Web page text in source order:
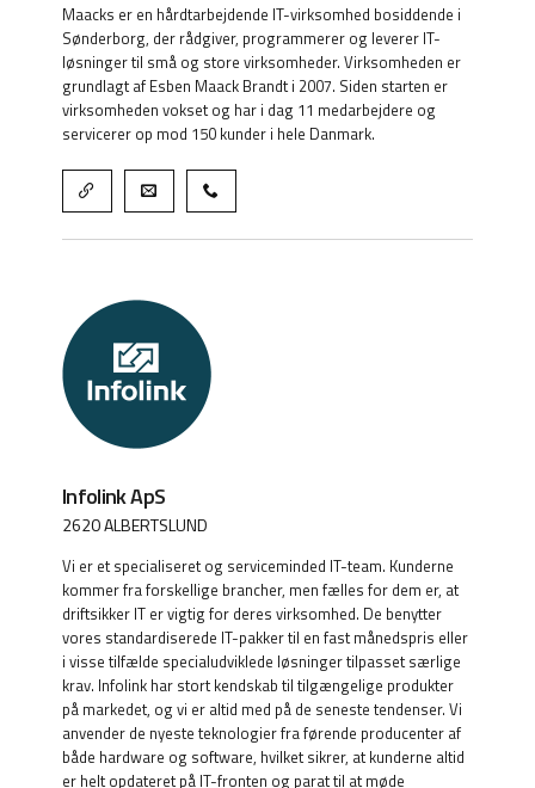
Maacks er en hårdtarbejdende IT-virksomhed bosiddende i
Sønderborg, der rådgiver, programmerer og leverer IT-
løsninger til små og store virksomheder. Virksomheden er
grundlagt af Esben Maack Brandt i 2007. Siden starten er
virksomheden vokset og har i dag 11 medarbejdere og
servicerer op mod 150 kunder i hele Danmark.
Infolink ApS
2620 ALBERTSLUND
Vi er et specialiseret og serviceminded IT-team. Kunderne
kommer fra forskellige brancher, men fælles for dem er, at
driftsikker IT er vigtig for deres virksomhed. De benytter
vores standardiserede IT-pakker til en fast månedspris eller
i visse tilfælde specialudviklede løsninger tilpasset særlige
krav. Infolink har stort kendskab til tilgængelige produkter
på markedet, og vi er altid med på de seneste tendenser. Vi
anvender de nyeste teknologier fra førende producenter af
både hardware og software, hvilket sikrer, at kunderne altid
er helt opdateret på IT-fronten og parat til at møde